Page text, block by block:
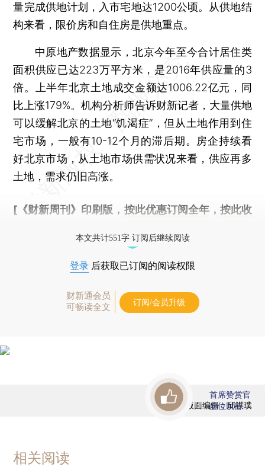
量完成供地计划，入市宅地达1200公顷。从供地结
构来看，限价房和自住房是供地重点。
中原地产数据显示，北京今年至今合计居住类
面积供应已达223万平方米，是2016年供应量的3
倍。上半年北京土地成交金额达1006.22亿元，同
比上涨179%。机构分析师告诉财新记者，大量供地
可以缓解北京的土地“饥渴症”，但从土地作用到住
宅市场，一般有10-12个月的滞后期。房企持续看
好北京市场，从土地市场供需状况来看，供应再多
土地，需求仍旧高涨。
[《财新周刊》印刷版， 按此优惠订阅全年， 按此收
本文共计551字 订阅后继续阅读
登录 后获取已订阅的阅读权限
财新通会员
可畅读全文
订阅/会员升级
版面编辑：邱祺璞
首席赞赏官
虚位以待
相关阅读